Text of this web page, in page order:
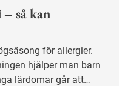
– så kan
hjälper man barn
lärdomar går att